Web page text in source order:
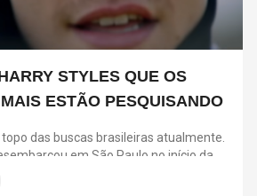
STYLES QUE OS
ESTÃO PESQUISANDO
das buscas brasileiras atualmente.
em São Paulo no início da
uma agenda de quatro shows na